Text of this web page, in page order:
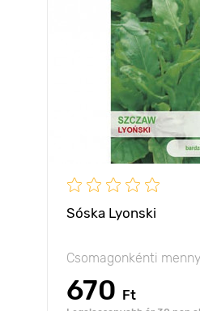
Sóska Lyonski
Csomagonkénti
670 Ft